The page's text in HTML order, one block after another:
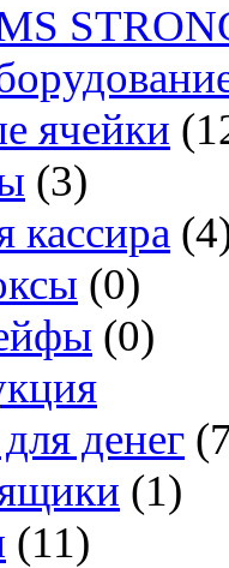
MS
ячейки
(3)
(0)
(0)
денег
(1)
(11)